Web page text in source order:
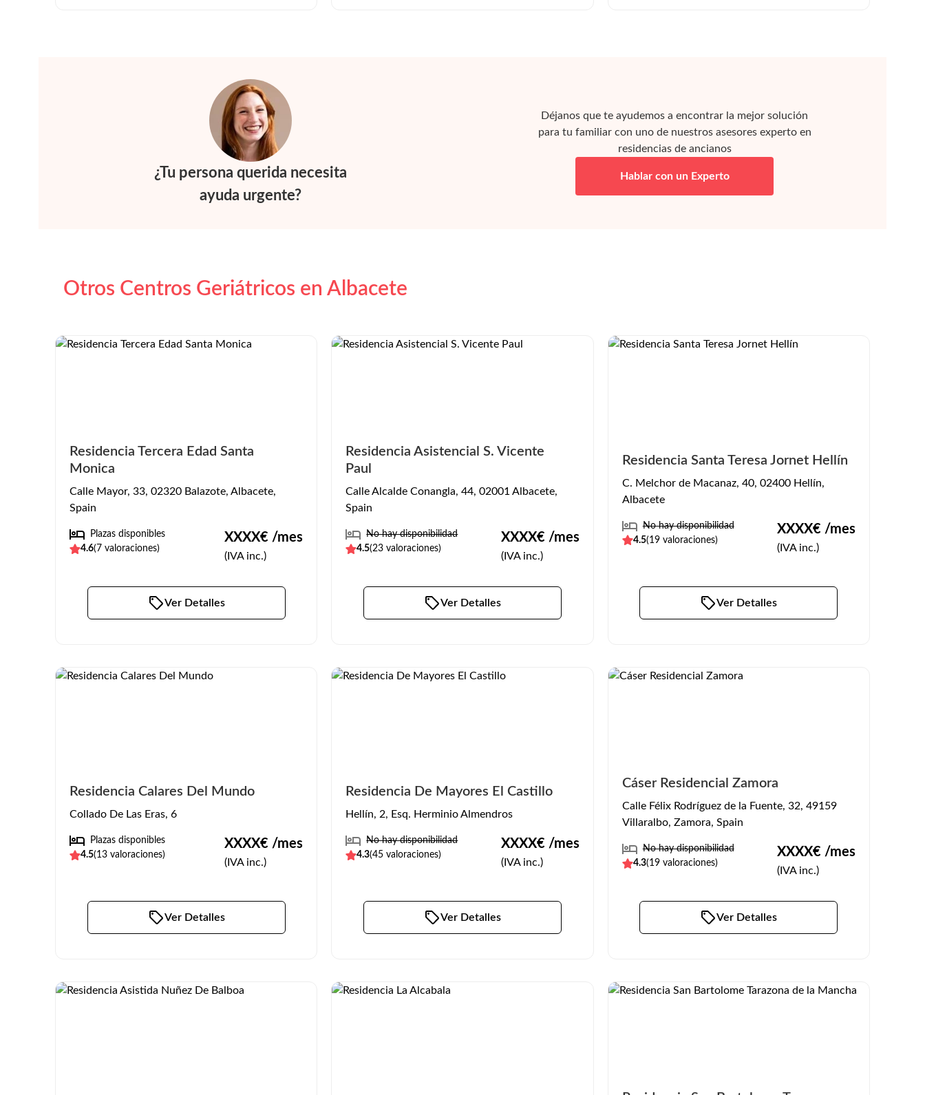
¿Tu persona querida necesita
ayuda urgente?
Déjanos que te ayudemos a encontrar la mejor solución
para tu familiar con uno de nuestros asesores experto en
residencias de ancianos
Hablar con un Experto
Otros Centros Geriátricos en Albacete
Residencia Tercera Edad Santa
Monica
Calle Mayor, 33, 02320 Balazote, Albacete,
Spain
Plazas disponibles
4.6(7 valoraciones)
XXXX€ /mes
(IVA inc.)
Ver Detalles
Residencia Asistencial S. Vicente
Paul
Calle Alcalde Conangla, 44, 02001 Albacete,
Spain
No hay disponibilidad
4.5(23 valoraciones)
XXXX€ /mes
(IVA inc.)
Ver Detalles
Residencia Santa Teresa Jornet Hellín
C. Melchor de Macanaz, 40, 02400 Hellín,
Albacete
No hay disponibilidad
4.5(19valoraciones)
XXXX€ /mes
(IVA inc.)
Ver Detalles
Residencia Calares Del Mundo
Collado De Las Eras, 6
Plazas disponibles
4.5(13 valoraciones)
XXXX€ /mes
(IVA inc.)
Ver Detalles
Residencia De Mayores El Castillo
Hellín, 2, Esq. Herminio Almendros
No hay disponibilidad
4.3(45 valoraciones)
XXXX€ /mes
(IVA inc.)
Ver Detalles
Cáser Residencial Zamora
Calle Félix Rodríguez de la Fuente, 32, 49159
Villaralbo, Zamora, Spain
No hay disponibilidad
4.3(19valoraciones)
XXXX€ /mes
(IVA inc.)
Ver Detalles